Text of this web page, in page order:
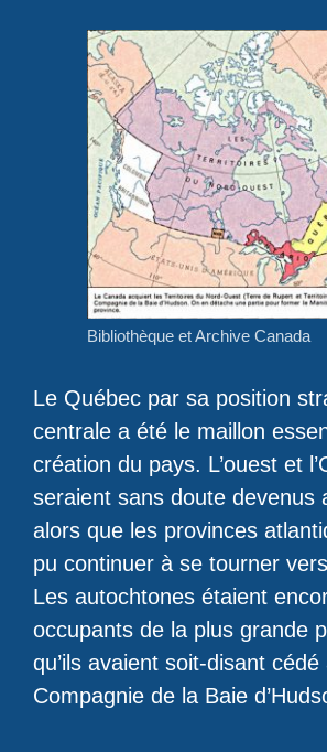
Bibliothèque et Archive Canada
Le Québec par sa position
centrale a été le maillon
création du pays. L’ouest et
seraient sans doute devenus
alors que les provinces
pu continuer à se tourner
Les autochtones étaient
occupants de la plus grande
qu’ils avaient soit-disant cédé
Compagnie de la Baie